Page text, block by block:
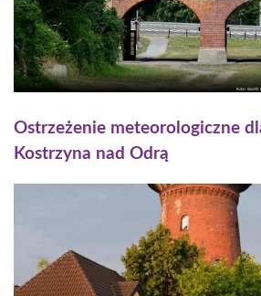
Ostrzeżenie meteorologiczne
Kostrzyna nad Odrą